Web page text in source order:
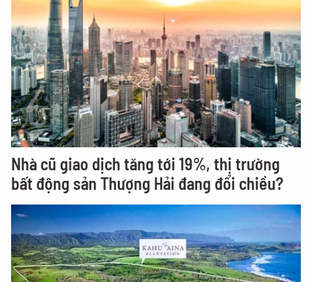
Nhà cũ giao dịch tăng tới 19%, thị trường
bất động sản Thượng Hải đang đổi chiều?